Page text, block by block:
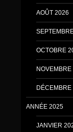
AOÛT 2026
OCTOBRE
NOVEMBRE
DÉCEMBRE
ANNÉE 2025
JANVIER